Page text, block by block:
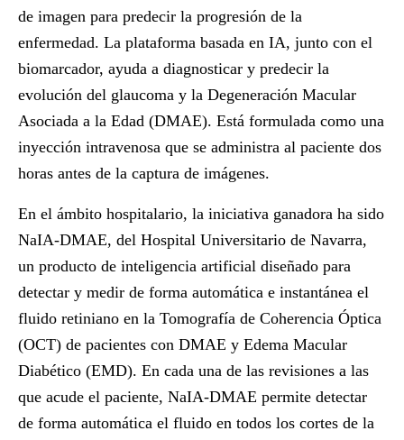
de imagen para predecir la progresión de la
enfermedad. La plataforma basada en IA, junto con el
biomarcador, ayuda a diagnosticar y predecir la
evolución del glaucoma y la Degeneración Macular
Asociada a la Edad (DMAE). Está formulada como una
inyección intravenosa que se administra al paciente dos
horas antes de la captura de imágenes.
En el ámbito hospitalario, la iniciativa ganadora ha sido
NaIA-DMAE, del Hospital Universitario de Navarra,
un producto de inteligencia artificial diseñado para
detectar y medir de forma automática e instantánea el
fluido retiniano en la Tomografía de Coherencia Óptica
(OCT) de pacientes con DMAE y Edema Macular
Diabético (EMD). En cada una de las revisiones a las
que acude el paciente, NaIA-DMAE permite detectar
de forma automática el fluido en todos los cortes de la